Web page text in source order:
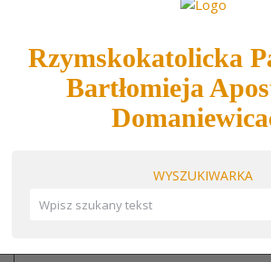
Rzymskokatolicka
Bartłomieja
WYSZUKIWARKA